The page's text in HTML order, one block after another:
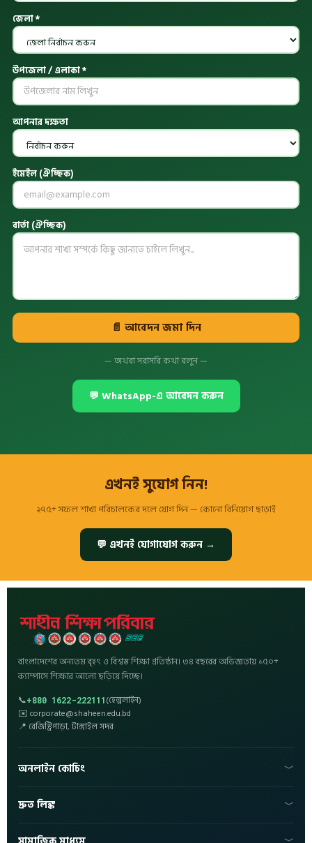
জেলা *
উপজেলা / এলাকা *
আপনার দক্ষতা
ইমেইল (ঐচ্ছিক)
বার্তা (ঐচ্ছিক)
📄 আবেদন জমা দিন
— অথবা সরাসরি কথা বলুন —
💬 WhatsApp-এ আবেদন করুন
এখনই সুযোগ নিন!
২৭৫+ সফল শাখা পরিচালকের দলে যোগ দিন — কোনো বিনিয়োগ ছাড়াই
💬 এখনই যোগাযোগ করুন →
বাংলাদেশের অন্যতম বৃহৎ ও বিশ্বস্ত শিক্ষা প্রতিষ্ঠান। ৩৪ বছরের অভিজ্ঞতায় ১৫০+
ক্যাম্পাসে শিক্ষার আলো ছড়িয়ে দিচ্ছে।
📞+880 1622-222111(হেল্পলাইন)
✉️ corporate@shaheen.edu.bd
📍 রেজিস্ট্রিপাড়া, টাঙ্গাইল সদর
অনলাইন কোচিং
🏆 ফলাফল
✉️ ইমেইল
দ্রুত লিঙ্ক